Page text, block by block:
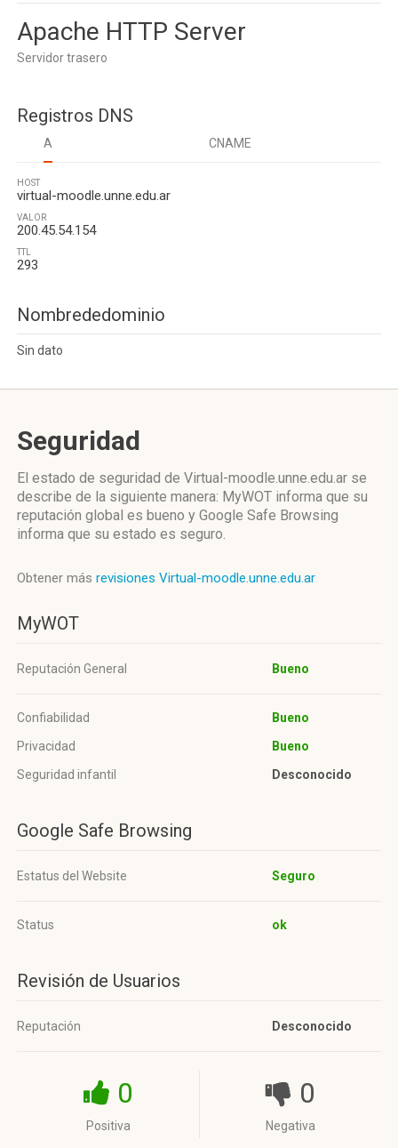
Apache HTTP Server
Servidor trasero
Registros DNS
A CNAME
HOST
virtual-moodle.unne.edu.ar
VALOR
200.45.54.154
TTL
293
Nombrededominio
Sin dato
Seguridad
El estado de seguridad de Virtual-moodle.unne.edu.ar se
describe de la siguiente manera: MyWOT informa que su
reputación global es bueno y Google Safe Browsing
informa que su estado es seguro.
Obtener más revisiones Virtual-moodle.unne.edu.ar
MyWOT
Reputación General Bueno
Confiabilidad
Bueno
Privacidad
Bueno
Seguridad infantil
Desconocido
Google Safe Browsing
Estatus del Website Seguro
Status ok
Revisión de Usuarios
Reputación Desconocido
0
Positiva
0
Negativa